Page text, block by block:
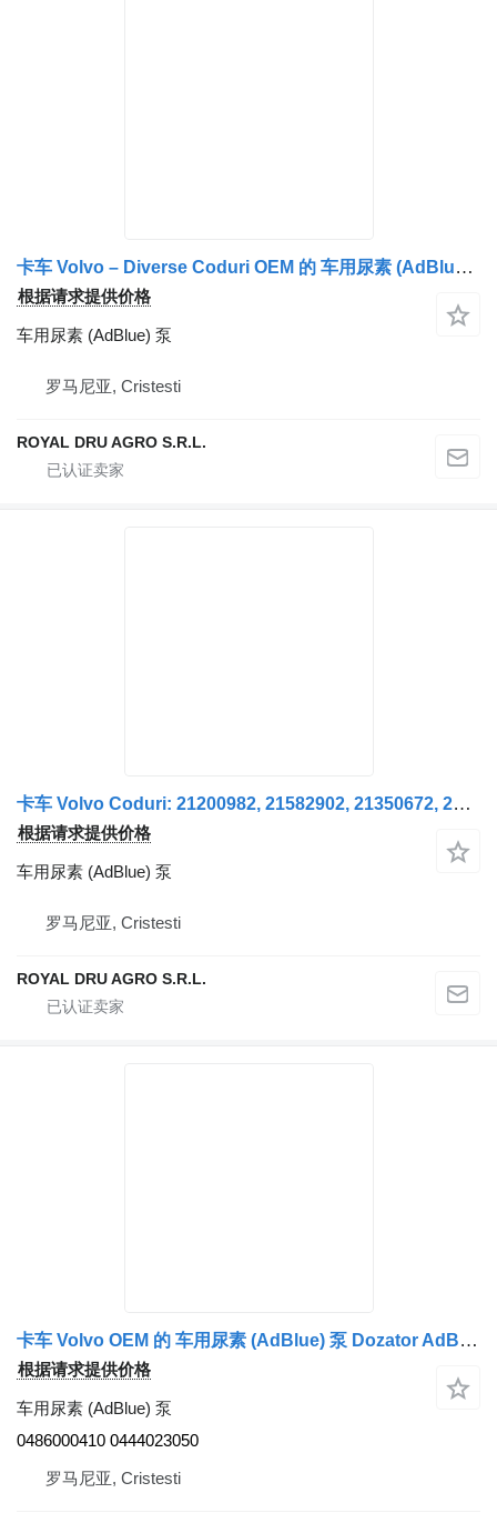
卡车 Volvo – Diverse Coduri OEM 的 车用尿素 (AdBlue) 泵 Pompa AdBlue pentru
根据请求提供价格
车用尿素 (AdBlue) 泵
罗马尼亚, Cristesti
ROYAL DRU AGRO S.R.L.
卡车 Volvo Coduri: 21200982, 21582902, 21350672, 21687107, 21210636, 21911392, 20975638, 21002996, 21161861, 20908711, 20766846 的 车用尿素 (AdBlue) 泵 Pompa AdBlue
根据请求提供价格
车用尿素 (AdBlue) 泵
罗马尼亚, Cristesti
ROYAL DRU AGRO S.R.L.
卡车 Volvo OEM 的 车用尿素 (AdBlue) 泵 Dozator AdBlue 0486000410
根据请求提供价格
车用尿素 (AdBlue) 泵
0486000410 0444023050
罗马尼亚, Cristesti